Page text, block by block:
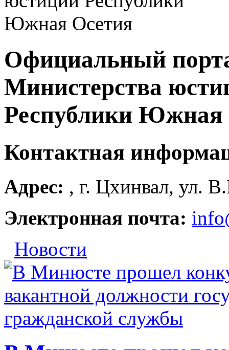
Официальный
Министерства
Республики Южная
Контактная
Адрес: , г. Цхинвал, ул.
Электронная почта:
Новости